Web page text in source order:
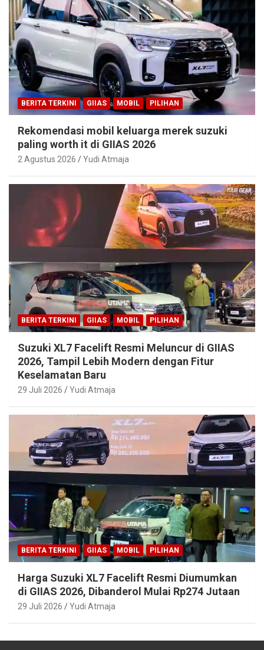
BERITA TERKINI GIIAS MOBIL PILIHAN
Rekomendasi mobil keluarga merek suzuki
paling worth it di GIIAS 2026
2 Agustus 2026 Yudi Atmaja
BERITA TERKINI GIIAS MOBIL PILIHAN
Suzuki XL7 Facelift Resmi Meluncur di GIIAS
2026, Tampil Lebih Modern dengan Fitur
Keselamatan Baru
29 Juli 2026 Yudi Atmaja
BERITA TERKINI GIIAS MOBIL PILIHAN
Harga Suzuki XL7 Facelift Resmi Diumumkan
di GIIAS 2026, Dibanderol Mulai Rp274 Jutaan
29 Juli 2026 Yudi Atmaja